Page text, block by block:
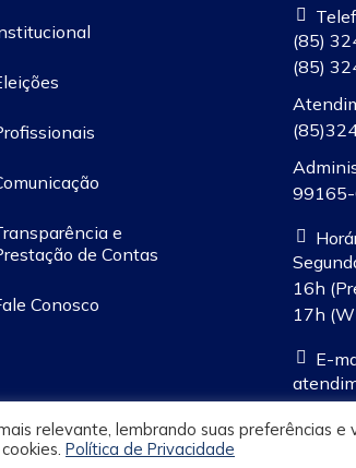
e
de Contas
Conosco
(85)
(85)
16h
17h
E-
relevante, lembrando suas preferências e
Política de Privacidade